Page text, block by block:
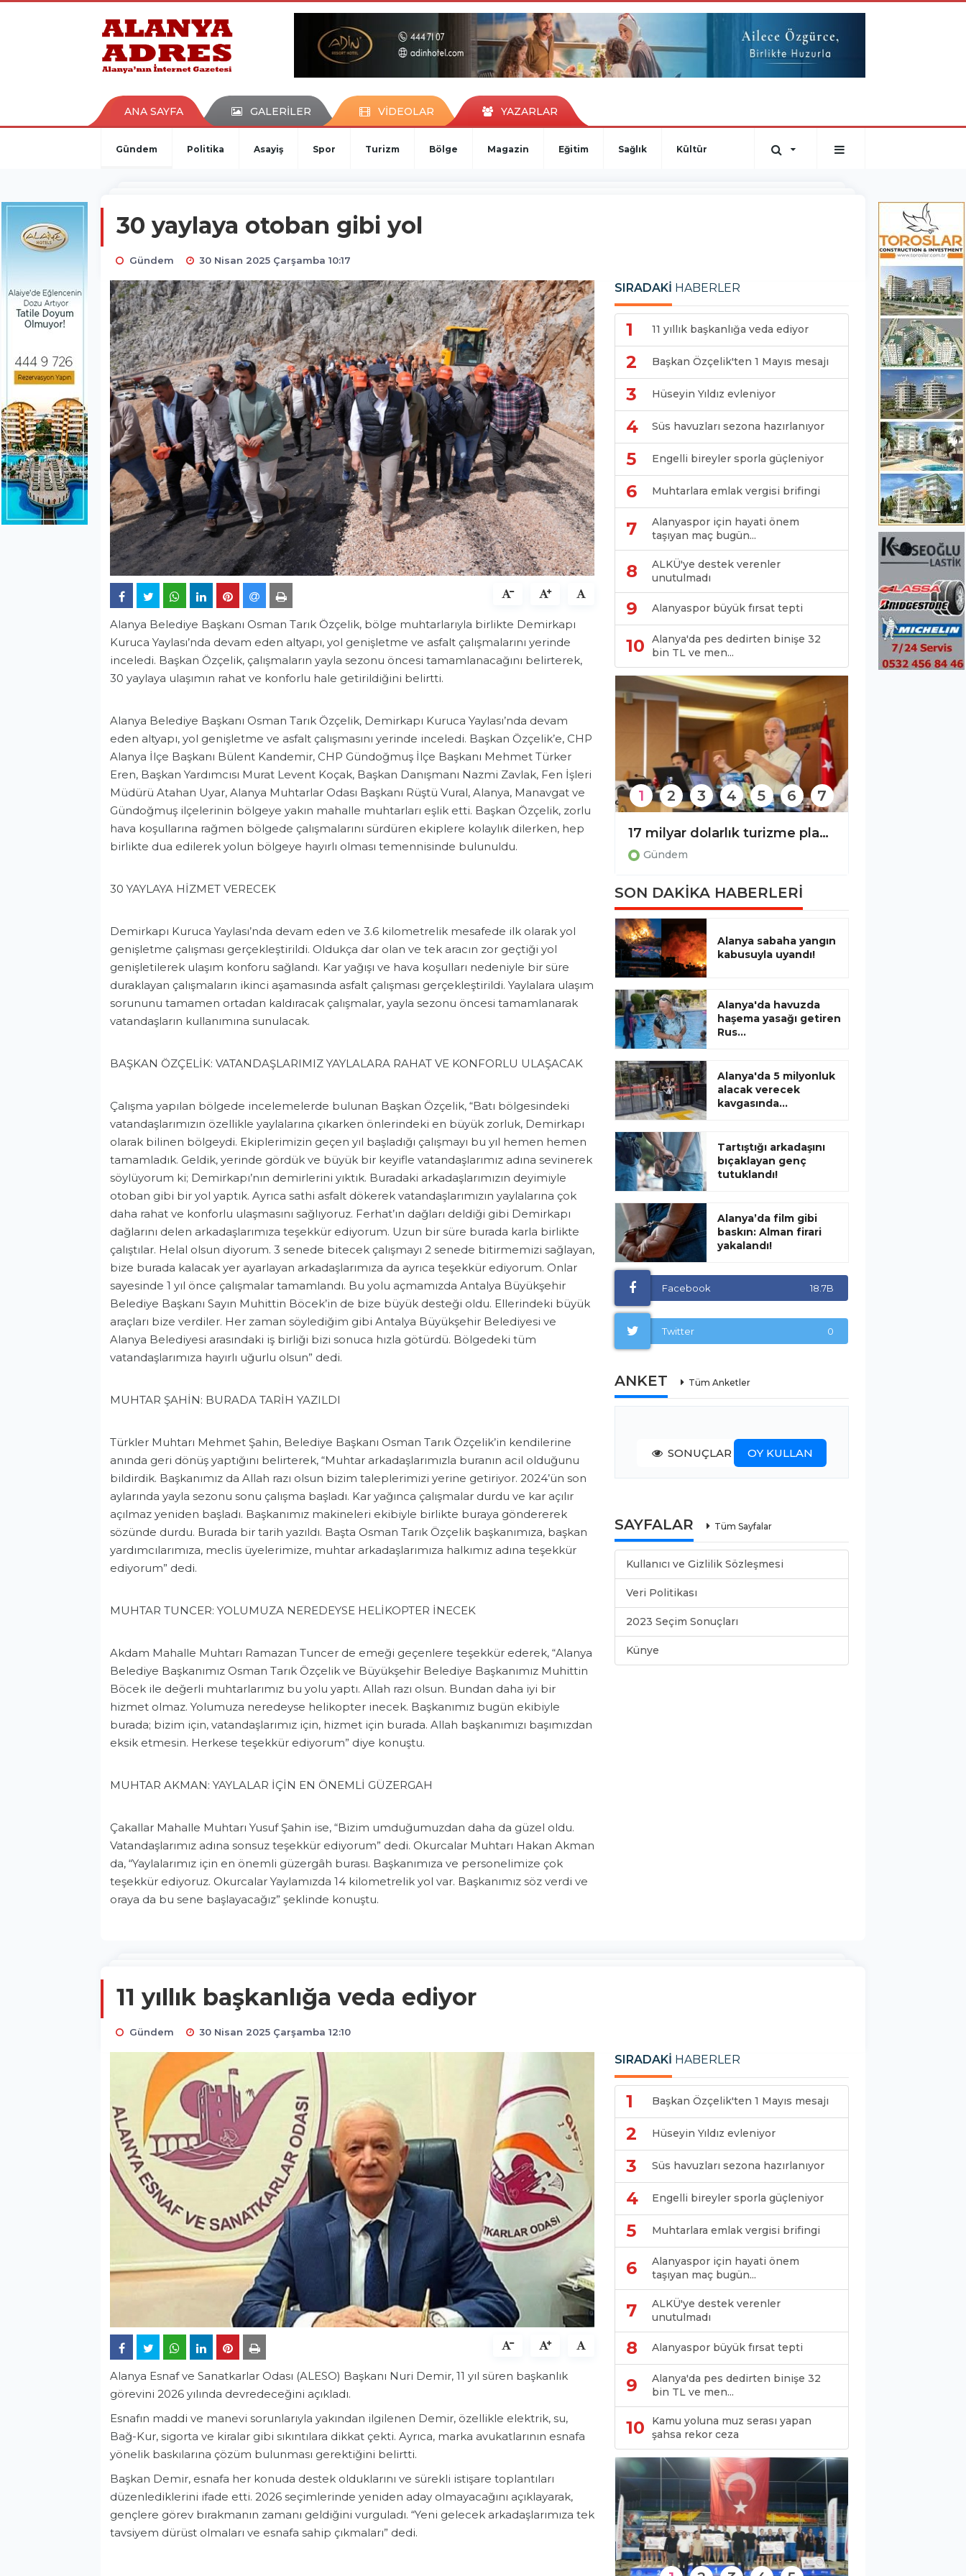
kaçak bahis
porno izle
ANA SAYFA GALERİLER VİDEOLAR YAZARLAR
Gündem Politika Asayiş Spor Turizm Bölge Magazin Eğitim Sağlık Kültür
30 yaylaya otoban gibi yol
Gündem 30 Nisan 2025 Çarşamba 10:17
Alanya Belediye Başkanı Osman Tarık Özçelik, bölge muhtarlarıyla birlikte Demirkapı
Kuruca Yaylası’nda devam eden altyapı, yol genişletme ve asfalt çalışmalarını yerinde
inceledi. Başkan Özçelik, çalışmaların yayla sezonu öncesi tamamlanacağını belirterek,
30 yaylaya ulaşımın rahat ve konforlu hale getirildiğini belirtti.
Alanya Belediye Başkanı Osman Tarık Özçelik, Demirkapı Kuruca Yaylası’nda devam
eden altyapı, yol genişletme ve asfalt çalışmasını yerinde inceledi. Başkan Özçelik’e, CHP
Alanya İlçe Başkanı Bülent Kandemir, CHP Gündoğmuş İlçe Başkanı Mehmet Türker
Eren, Başkan Yardımcısı Murat Levent Koçak, Başkan Danışmanı Nazmi Zavlak, Fen İşleri
Müdürü Atahan Uyar, Alanya Muhtarlar Odası Başkanı Rüştü Vural, Alanya, Manavgat ve
Gündoğmuş ilçelerinin bölgeye yakın mahalle muhtarları eşlik etti. Başkan Özçelik, zorlu
hava koşullarına rağmen bölgede çalışmalarını sürdüren ekiplere kolaylık dilerken, hep
birlikte dua edilerek yolun bölgeye hayırlı olması temennisinde bulunuldu.
30 YAYLAYA HİZMET VERECEK
Demirkapı Kuruca Yaylası’nda devam eden ve 3.6 kilometrelik mesafede ilk olarak yol
genişletme çalışması gerçekleştirildi. Oldukça dar olan ve tek aracın zor geçtiği yol
genişletilerek ulaşım konforu sağlandı. Kar yağışı ve hava koşulları nedeniyle bir süre
duraklayan çalışmaların ikinci aşamasında asfalt çalışması gerçekleştirildi. Yaylalara ulaşım
sorununu tamamen ortadan kaldıracak çalışmalar, yayla sezonu öncesi tamamlanarak
vatandaşların kullanımına sunulacak.
BAŞKAN ÖZÇELİK: VATANDAŞLARIMIZ YAYLALARA RAHAT VE KONFORLU ULAŞACAK
Çalışma yapılan bölgede incelemelerde bulunan Başkan Özçelik, “Batı bölgesindeki
vatandaşlarımızın özellikle yaylalarına çıkarken önlerindeki en büyük zorluk, Demirkapı
olarak bilinen bölgeydi. Ekiplerimizin geçen yıl başladığı çalışmayı bu yıl hemen hemen
tamamladık. Geldik, yerinde gördük ve büyük bir keyifle vatandaşlarımız adına sevinerek
söylüyorum ki; Demirkapı’nın demirlerini yıktık. Buradaki arkadaşlarımızın deyimiyle
otoban gibi bir yol yaptık. Ayrıca sathi asfalt dökerek vatandaşlarımızın yaylalarına çok
daha rahat ve konforlu ulaşmasını sağlıyoruz. Ferhat’ın dağları deldiği gibi Demirkapı
dağlarını delen arkadaşlarımıza teşekkür ediyorum. Uzun bir süre burada karla birlikte
çalıştılar. Helal olsun diyorum. 3 senede bitecek çalışmayı 2 senede bitirmemizi sağlayan,
bize burada kalacak yer ayarlayan arkadaşlarımıza da ayrıca teşekkür ediyorum. Onlar
sayesinde 1 yıl önce çalışmalar tamamlandı. Bu yolu açmamızda Antalya Büyükşehir
Belediye Başkanı Sayın Muhittin Böcek’in de bize büyük desteği oldu. Ellerindeki büyük
araçları bize verdiler. Her zaman söylediğim gibi Antalya Büyükşehir Belediyesi ve
Alanya Belediyesi arasındaki iş birliği bizi sonuca hızla götürdü. Bölgedeki tüm
vatandaşlarımıza hayırlı uğurlu olsun” dedi.
MUHTAR ŞAHİN: BURADA TARİH YAZILDI
Türkler Muhtarı Mehmet Şahin, Belediye Başkanı Osman Tarık Özçelik’in kendilerine
anında geri dönüş yaptığını belirterek, “Muhtar arkadaşlarımızla buranın acil olduğunu
bildirdik. Başkanımız da Allah razı olsun bizim taleplerimizi yerine getiriyor. 2024’ün son
aylarında yayla sezonu sonu çalışma başladı. Kar yağınca çalışmalar durdu ve kar açılır
açılmaz yeniden başladı. Başkanımız makineleri ekibiyle birlikte buraya göndererek
sözünde durdu. Burada bir tarih yazıldı. Başta Osman Tarık Özçelik başkanımıza, başkan
yardımcılarımıza, meclis üyelerimize, muhtar arkadaşlarımıza halkımız adına teşekkür
ediyorum” dedi.
MUHTAR TUNCER: YOLUMUZA NEREDEYSE HELİKOPTER İNECEK
Akdam Mahalle Muhtarı Ramazan Tuncer de emeği geçenlere teşekkür ederek, “Alanya
Belediye Başkanımız Osman Tarık Özçelik ve Büyükşehir Belediye Başkanımız Muhittin
Böcek ile değerli muhtarlarımız bu yolu yaptı. Allah razı olsun. Bundan daha iyi bir
hizmet olmaz. Yolumuza neredeyse helikopter inecek. Başkanımız bugün ekibiyle
burada; bizim için, vatandaşlarımız için, hizmet için burada. Allah başkanımızı başımızdan
eksik etmesin. Herkese teşekkür ediyorum” diye konuştu.
MUHTAR AKMAN: YAYLALAR İÇİN EN ÖNEMLİ GÜZERGAH
Çakallar Mahalle Muhtarı Yusuf Şahin ise, “Bizim umduğumuzdan daha da güzel oldu.
Vatandaşlarımız adına sonsuz teşekkür ediyorum” dedi. Okurcalar Muhtarı Hakan Akman
da, “Yaylalarımız için en önemli güzergâh burası. Başkanımıza ve personelimize çok
teşekkür ediyoruz. Okurcalar Yaylamızda 14 kilometrelik yol var. Başkanımız söz verdi ve
oraya da bu sene başlayacağız” şeklinde konuştu.
SIRADAKİ HABERLER
1 11 yıllık başkanlığa veda ediyor
2 Başkan Özçelik'ten 1 Mayıs mesajı
3 Hüseyin Yıldız evleniyor
4 Süs havuzları sezona hazırlanıyor
5 Engelli bireyler sporla güçleniyor
6 Muhtarlara emlak vergisi brifingi
7
Alanyaspor için hayati önem
taşıyan maç bugün...
8
ALKÜ'ye destek verenler
unutulmadı
9 Alanyaspor büyük fırsat tepti
10
Alanya'da pes dedirten binişe 32
bin TL ve men...
Başkan Tavlı Alanya Kaymakamlığı’nda muhtarlarla buluştu!
Gündem
2026 Air Badminton Türkiye şampiyonası tamamlandı!
Gündem
1 2 3 4 5 6 7
SON DAKİKA HABERLERİ
Alanya sabaha yangın
kabusuyla uyandı!
Alanya'da havuzda
haşema yasağı getiren
Rus...
Alanya'da 5 milyonluk
alacak verecek
kavgasında...
Tartıştığı arkadaşını
bıçaklayan genç
tutuklandı!
Alanya’da film gibi
baskın: Alman firari
yakalandı!
Facebook 18.7B
Twitter 0
ANKET Tüm Anketler
SONUÇLAR OY KULLAN
SAYFALAR Tüm Sayfalar
Kullanıcı ve Gizlilik Sözleşmesi
Veri Politikası
2023 Seçim Sonuçları
Künye
11 yıllık başkanlığa veda ediyor
Gündem 30 Nisan 2025 Çarşamba 12:10
Alanya Esnaf ve Sanatkarlar Odası (ALESO) Başkanı Nuri Demir, 11 yıl süren başkanlık
görevini 2026 yılında devredeceğini açıkladı.
Esnafın maddi ve manevi sorunlarıyla yakından ilgilenen Demir, özellikle elektrik, su,
Bağ-Kur, sigorta ve kiralar gibi sıkıntılara dikkat çekti. Ayrıca, marka avukatlarının esnafa
yönelik baskılarına çözüm bulunması gerektiğini belirtti.
Başkan Demir, esnafa her konuda destek olduklarını ve sürekli istişare toplantıları
düzenlediklerini ifade etti. 2026 seçimlerinde yeniden aday olmayacağını açıklayarak,
gençlere görev bırakmanın zamanı geldiğini vurguladı. “Yeni gelecek arkadaşlarımıza tek
tavsiyem dürüst olmaları ve esnafa sahip çıkmaları” dedi.
SIRADAKİ HABERLER
1 Başkan Özçelik'ten 1 Mayıs mesajı
2 Hüseyin Yıldız evleniyor
3 Süs havuzları sezona hazırlanıyor
4 Engelli bireyler sporla güçleniyor
5 Muhtarlara emlak vergisi brifingi
6
Alanyaspor için hayati önem
taşıyan maç bugün...
7
ALKÜ'ye destek verenler
unutulmadı
8 Alanyaspor büyük fırsat tepti
9
Alanya'da pes dedirten binişe 32
bin TL ve men...
10
Kamu yoluna muz serası yapan
şahsa rekor ceza